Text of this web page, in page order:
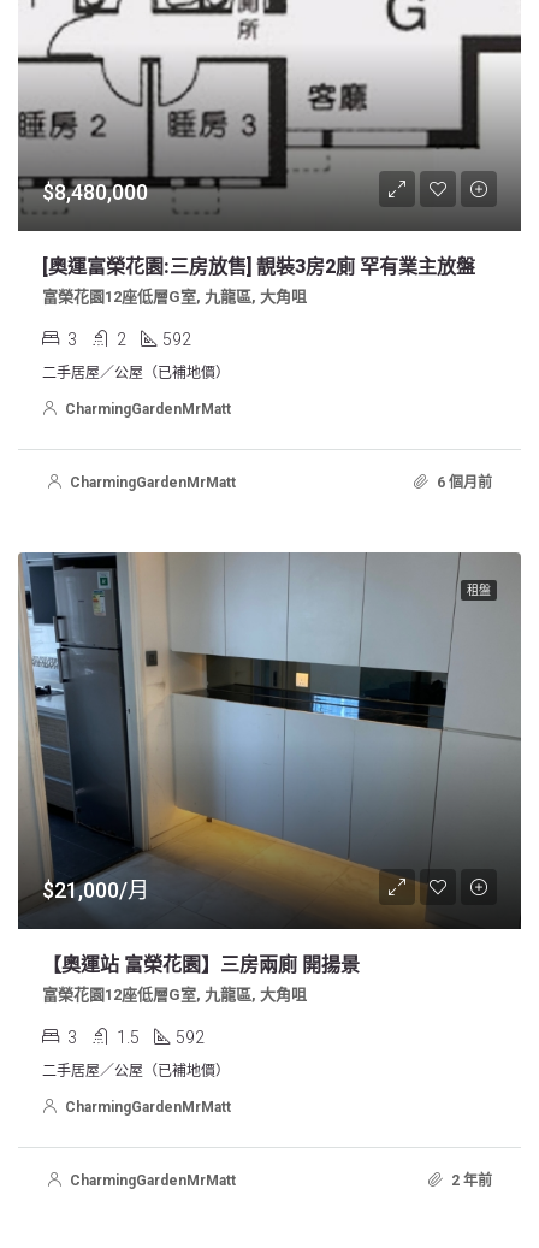
$8,480,000
[奧運富榮花園:三房放售] 靚裝3房2廁 罕有業主放盤
富榮花園12座低層G室, 九龍區, 大角咀
3 2 592
二手居屋／公屋（已補地價）
CharmingGardenMrMatt
CharmingGardenMrMatt 6 個月前
租盤
$21,000/月
【奧運站 富榮花園】三房兩廁 開揚景
富榮花園12座低層G室, 九龍區, 大角咀
3 1.5 592
二手居屋／公屋（已補地價）
CharmingGardenMrMatt
CharmingGardenMrMatt 2 年前